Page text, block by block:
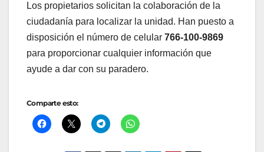
Los propietarios solicitan la colaboración de la
ciudadanía para localizar la unidad. Han puesto a
disposición el número de celular 766-100-9869
para proporcionar cualquier información que
ayude a dar con su paradero.
Comparte esto: